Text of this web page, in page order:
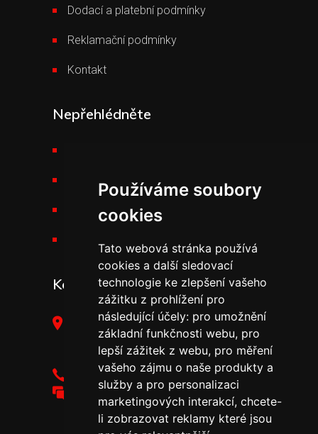
Používáme soubory
cookies
Tato webová stránka používá
cookies a další sledovací
technologie ke zlepšení vašeho
zážitku z prohlížení pro
následující účely: pro umožnění
základní funkčnosti webu, pro
lepší zážitek z webu, pro měření
vašeho zájmu o naše produkty a
služby a pro personalizaci
marketingových interakcí, chcete-
li zobrazovat reklamy které jsou
Dodací a platební podmínky
Reklamační podmínky
Kontakt
Nepřehlédněte
Výšková technika
Kariéra v THT
Kontakt
THT Polička, s.r.o.,
Starohradská 316,
572 01 Polička
+420 461 755 111
tht@tht.cz